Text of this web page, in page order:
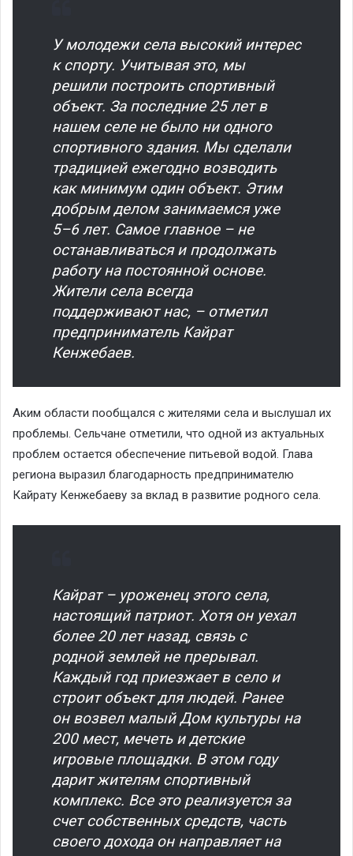
У молодежи села высокий интерес
к спорту. Учитывая это, мы
решили построить спортивный
объект. За последние 25 лет в
нашем селе не было ни одного
спортивного здания. Мы сделали
традицией ежегодно возводить
как минимум один объект. Этим
добрым делом занимаемся уже
5–6 лет. Самое главное – не
останавливаться и продолжать
работу на постоянной основе.
Жители села всегда
поддерживают нас, – отметил
предприниматель Кайрат
Кенжебаев.
Аким области пообщался с жителями села и выслушал их
проблемы. Сельчане отметили, что одной из актуальных
проблем остается обеспечение питьевой водой. Глава
региона выразил благодарность предпринимателю
Кайрату Кенжебаеву за вклад в развитие родного села.
Кайрат – уроженец этого села,
настоящий патриот. Хотя он уехал
более 20 лет назад, связь с
родной землей не прерывал.
Каждый год приезжает в село и
строит объект для людей. Ранее
он возвел малый Дом культуры на
200 мест, мечеть и детские
игровые площадки. В этом году
дарит жителям спортивный
комплекс. Все это реализуется за
счет собственных средств, часть
своего дохода он направляет на